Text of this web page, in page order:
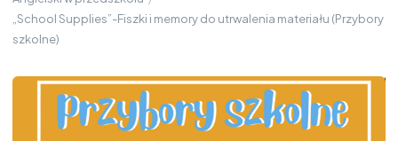
„School Supplies”-Fiszki i memory do utrwalenia materiału (Przybory
szkolne)